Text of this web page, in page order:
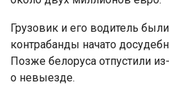
Грузовик и его водитель
контрабанды начато
Позже белоруса отпустили
о невыезде.